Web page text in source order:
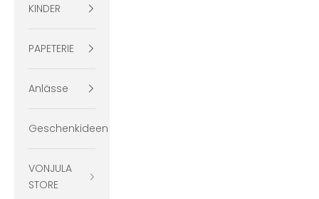
KINDER
PAPETERIE
Anlässe
Geschenkideen
VONJULA
STORE